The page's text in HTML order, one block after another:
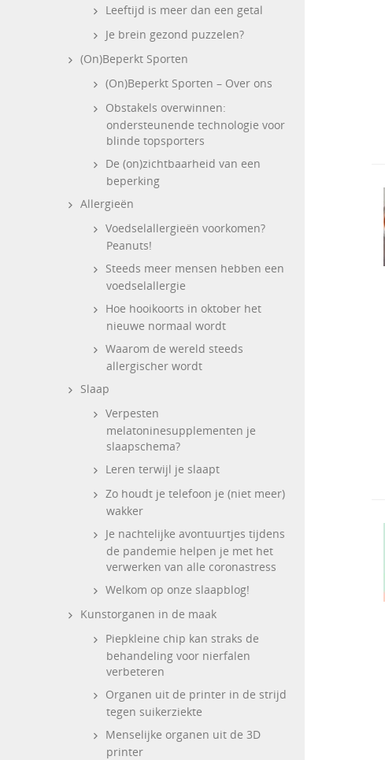
Leeftijd is meer dan een getal
Je brein gezond puzzelen?
(On)Beperkt Sporten
(On)Beperkt Sporten – Over ons
Obstakels overwinnen:
ondersteunende technologie voor
blinde topsporters
De (on)zichtbaarheid van een
beperking
Allergieën
Voedselallergieën voorkomen?
Peanuts!
Steeds meer mensen hebben een
voedselallergie
Hoe hooikoorts in oktober het
nieuwe normaal wordt
Waarom de wereld steeds
allergischer wordt
Slaap
Verpesten
melatoninesupplementen je
slaapschema?
Leren terwijl je slaapt
Zo houdt je telefoon je (niet meer)
wakker
Je nachtelijke avontuurtjes tijdens
de pandemie helpen je met het
verwerken van alle coronastress
Welkom op onze slaapblog!
Kunstorganen in de maak
Piepkleine chip kan straks de
behandeling voor nierfalen
verbeteren
Organen uit de printer in de strijd
tegen suikerziekte
Menselijke organen uit de 3D
printer